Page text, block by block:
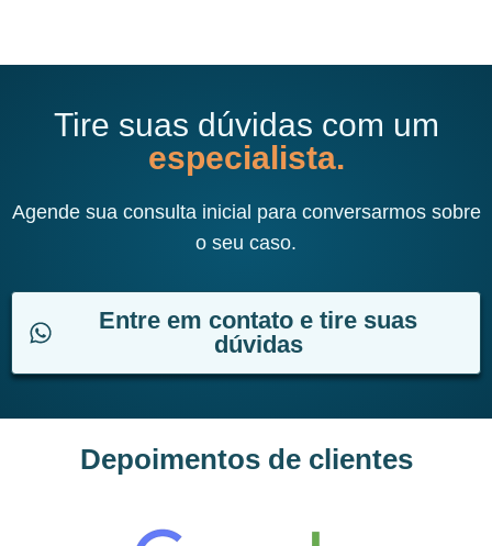
Tire suas dúvidas com um
especialista.
Agende sua consulta inicial para conversarmos sobre
o seu caso.
Entre em contato e tire suas
dúvidas
Depoimentos de clientes